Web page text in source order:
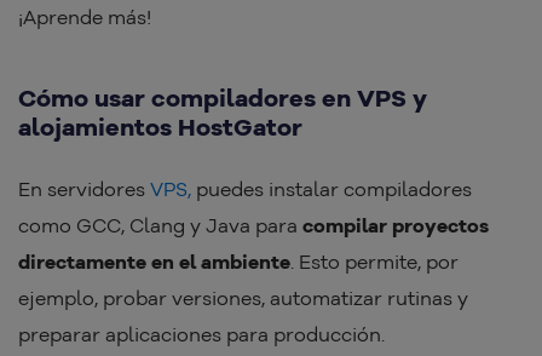
¡Aprende más!
Cómo usar compiladores en VPS y
alojamientos HostGator
En servidores VPS, puedes instalar compiladores
como GCC, Clang y Java para compilar proyectos
directamente en el ambiente. Esto permite, por
ejemplo, probar versiones, automatizar rutinas y
preparar aplicaciones para producción.